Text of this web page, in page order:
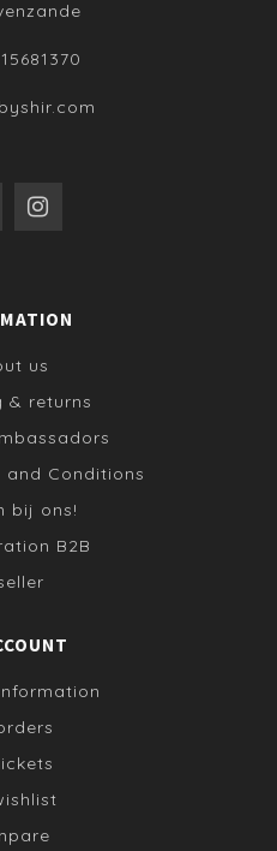
us
& returns
and Conditions
bij ons!
B2B